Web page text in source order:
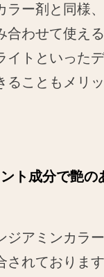
ラー剤と同様
合わせて使え
イトといった
ることもメリッ
ト成分で艶の
ジアミンカラ
されておりま